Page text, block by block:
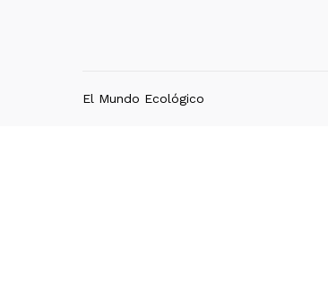
El Mundo Ecológico